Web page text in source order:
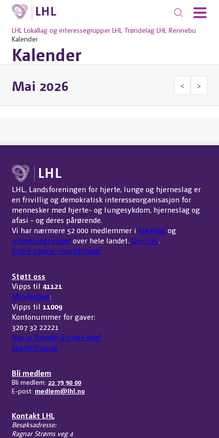
LHL Lokallag og interessegrupper LHL Trøndelag LHL Rennebu
Kalender
Kalender
Mai 2026 < >
LHL, Landsforeningen for hjerte, lunge og hjerneslag er
en frivillig og demokratisk interesseorganisasjon for
mennesker med hjerte- og lungesykdom, hjerneslag og
afasi - og deres pårørende.
Vi har nærmere 52 000 medlemmer i lokallagog
interessegrupperover hele landet. Om LHL.
Endre cookie-innstillinger
Støtt oss
Vipps til 41121
Minnegave:
Vipps til 11009
Kontonummer for gaver:
3207 32 22221
Har vi forsøkt å ringe deg?
Skattefradrag
Bli medlem
Bli medlem: 22 79 90 00
E-post: medlem@lhl.no
Kontakt LHL
Besøksadresse:
Ragnar Strøms veg 4